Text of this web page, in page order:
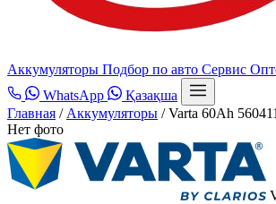
Аккумуляторы Подбор по авто Сервис
WhatsApp
Қазақша
Главная / Аккумуляторы / Varta 60Ah 560411
Нет фото